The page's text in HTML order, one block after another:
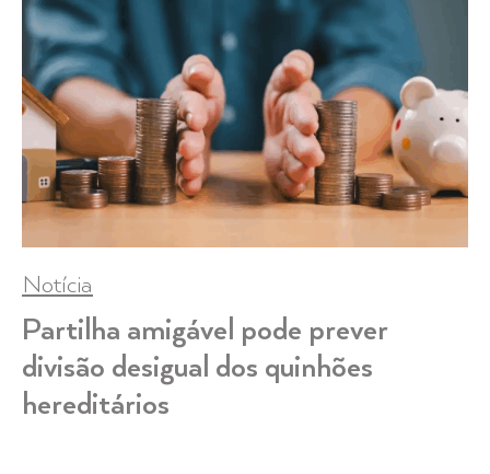
Notícia
Partilha amigável pode prever
divisão desigual dos quinhões
hereditários